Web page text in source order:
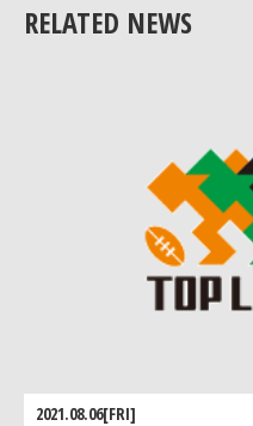
制し、波に乗りたい。
RELATED NEWS
2021.08.06[FRI]